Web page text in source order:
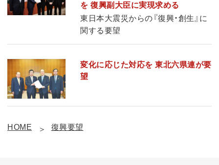
を 復興副大臣に実現求める
東日本大震災からの『復興・創生』に
関する要望
変化に応じた対応を 東北六県連が要
望
HOME 復興要望